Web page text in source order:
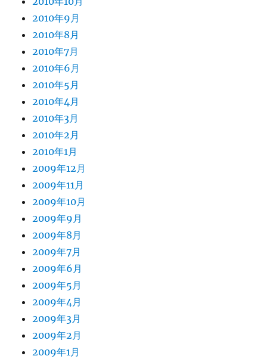
2010年9月
2010年8月
2010年7月
2010年6月
2010年5月
2010年4月
2010年3月
2010年2月
2010年1月
2009年12月
2009年11月
2009年10月
2009年9月
2009年8月
2009年7月
2009年6月
2009年5月
2009年4月
2009年3月
2009年2月
2009年1月